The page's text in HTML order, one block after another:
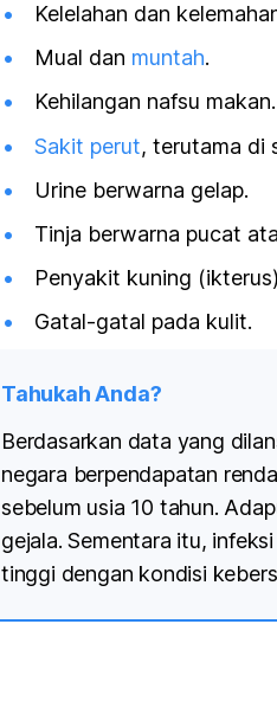
Kelelahan dan
Mual dan muntah.
Kehilangan nafsu makan.
Sakit perut, terutama di
Urine berwarna gelap.
Tinja berwarna pucat
Penyakit kuning
Gatal-gatal pada kulit.
Tahukah Anda?
Berdasarkan data yang
negara berpendapatan
sebelum usia 10 tahun.
gejala. Sementara itu,
tinggi dengan kondisi